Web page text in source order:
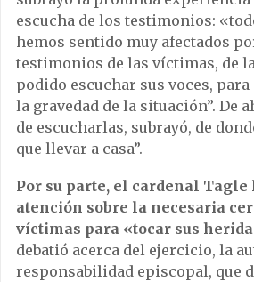
escucha de los testimonios:
hemos sentido muy afectados
testimonios de las víctimas, de
podido escuchar sus voces,
la gravedad de la situación”. De
de escucharlas, subrayó, de
que llevar a casa”.
Por su parte, el cardenal
atención sobre la necesaria
víctimas para «tocar sus
debatió acerca del ejercicio, la
responsabilidad episcopal, que